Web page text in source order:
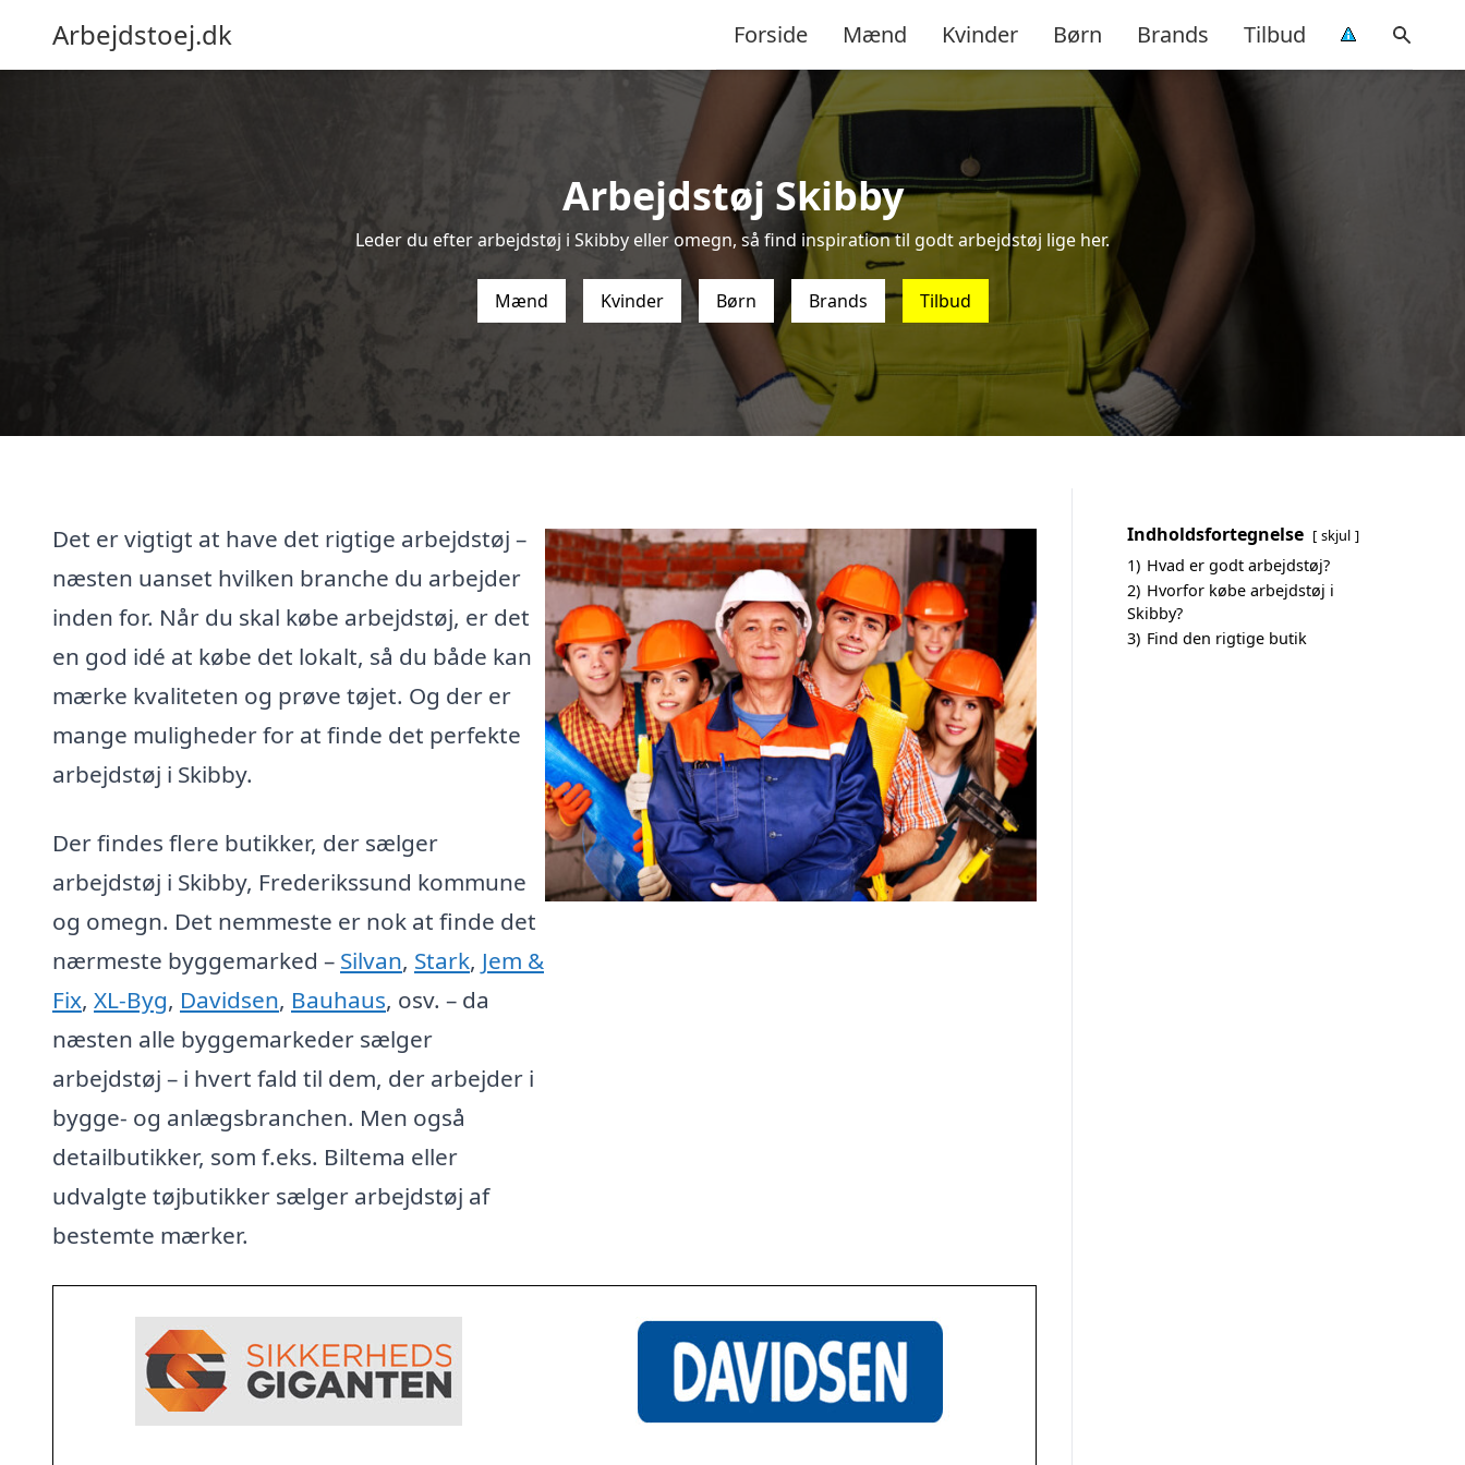
Arbejdstoej.dk Forside Mænd Kvinder Børn Brands Tilbud
Arbejdstøj Skibby
Leder du efter arbejdstøj i Skibby eller omegn, så find inspiration til godt arbejdstøj lige her.
Mænd Kvinder Børn Brands Tilbud
Det er vigtigt at have det rigtige arbejdstøj –
næsten uanset hvilken branche du arbejder
inden for. Når du skal købe arbejdstøj, er det
en god idé at købe det lokalt, så du både kan
mærke kvaliteten og prøve tøjet. Og der er
mange muligheder for at finde det perfekte
arbejdstøj i Skibby.
Der findes flere butikker, der sælger
arbejdstøj i Skibby, Frederikssund kommune
og omegn. Det nemmeste er nok at finde det
nærmeste byggemarked – Silvan, Stark, Jem &
Fix, XL-Byg, Davidsen, Bauhaus, osv. – da
næsten alle byggemarkeder sælger
arbejdstøj – i hvert fald til dem, der arbejder i
bygge- og anlægsbranchen. Men også
detailbutikker, som f.eks. Biltema eller
udvalgte tøjbutikker sælger arbejdstøj af
bestemte mærker.
Indholdsfortegnelse skjul
1) Hvad er godt arbejdstøj?
2) Hvorfor købe arbejdstøj i
Skibby?
3) Find den rigtige butik